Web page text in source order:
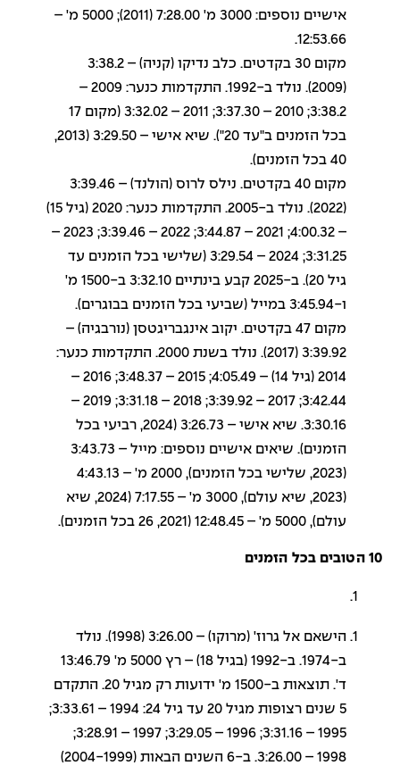
אישיים נוספים: 3000 מ' 7:28.00 (2011); 5000 מ' –
12:53.66.
מקום 30 בקדטים. כלב נדיקו (קניה) – 3:38.2
(2009). נולד ב-1992. התקדמות כנער: 2009 –
3:38.2; 2010 – 3:37.30; 2011 – 3:32.02 (מקום 17
בכל הזמנים ב"עד 20"). שיא אישי – 3:29.50 (2013,
40 בכל הזמנים).
מקום 40 בקדטים. נילס לרוס (הולנד) – 3:39.46
(2022). נולד ב-2005. התקדמות כנער: 2020 (גיל 15)
– 4:00.32; 2021 – 3:44.87; 2022 – 3:39.46; 2023 –
3:31.25; 2024 – 3:29.54 (שלישי בכל הזמנים עד
גיל 20). ב-2025 קבע בינתיים 3:32.10 ב-1500 מ'
ו-3:45.94 במייל (שביעי בכל הזמנים בבוגרים).
מקום 47 בקדטים. יקוב אינגבריגטסן (נורבגיה) –
3:39.92 (2017). נולד בשנת 2000. התקדמות כנער:
2014 (גיל 14) – 4:05.49; 2015 – 3:48.37; 2016 –
3:42.44; 2017 – 3:39.92; 2018 – 3:31.18; 2019 –
3:30.16. שיא אישי – 3:26.73 (2024, רביעי בכל
הזמנים). שיאים אישיים נוספים: מייל – 3:43.73
(2023, שלישי בכל הזמנים), 2000 מ' – 4:43.13
(2023, שיא עולם), 3000 מ' – 7:17.55 (2024, שיא
עולם), 5000 מ' – 12:48.45 (2021, 26 בכל הזמנים).
10 הטובים בכל הזמנים
הישאם אל גרוז' (מרוקו) – 3:26.00 (1998). נולד
ב-1974. ב-1992 (בגיל 18) – רץ 5000 מ' 13:46.79
ד'. תוצאות ב-1500 מ' ידועות רק מגיל 20. התקדם
5 שנים רצופות מגיל 20 עד גיל 24: 1994 – 3:33.61;
1995 – 3:31.16; 1996 – 3:29.05; 1997 – 3:28.91;
1998 – 3:26.00. ב-6 השנים הבאות (2004-1999)